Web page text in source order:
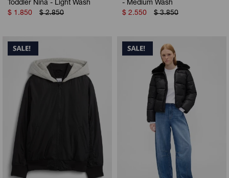
Toddler Niña - Light Wash
$ 1.850 $ 2.850
- Medium Wash
$ 2.550 $ 3.850